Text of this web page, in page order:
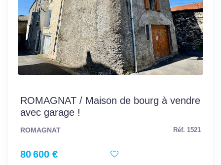
ROMAGNAT / Maison de bourg à vendre
avec garage !
ROMAGNAT Réf. 1521
80 600 €